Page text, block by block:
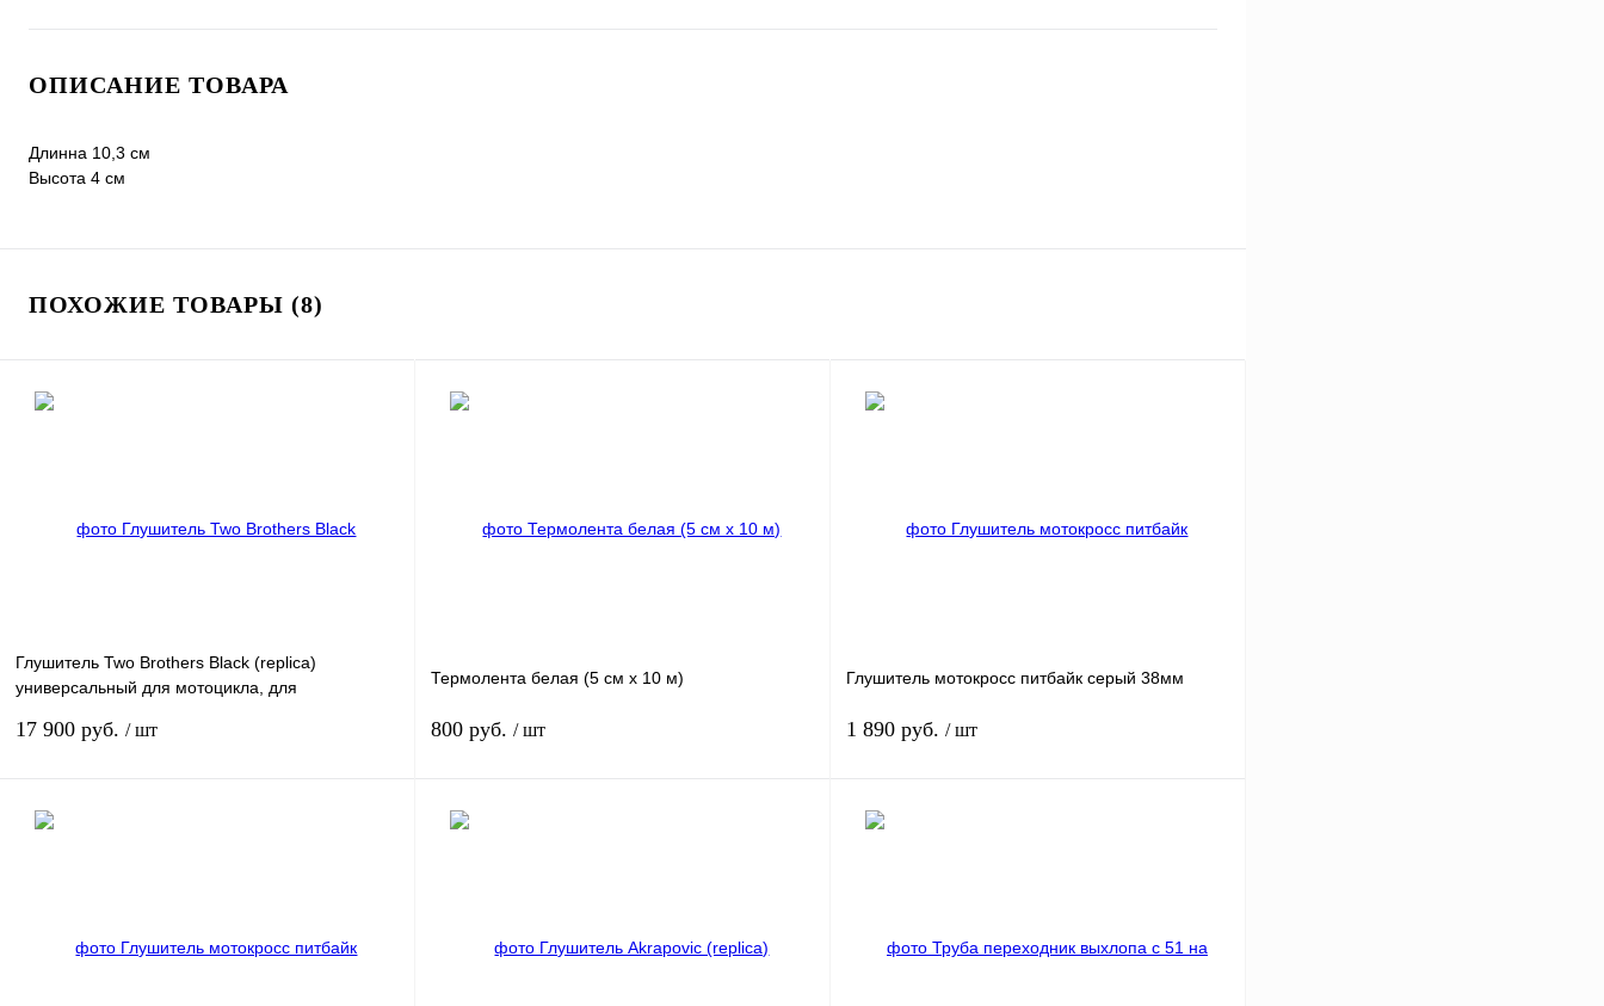
ОПИСАНИЕ ТОВАРА
Длинна 10,3 см
Высота 4 см
ПОХОЖИЕ ТОВАРЫ (8)
Глушитель Two Brothers Black (replica)
универсальный для мотоцикла, для
17 900 руб. / шт
наличии
Термолента белая (5 см х 10 м)
800 руб. / шт
наличии
Глушитель мотокросс питбайк серый 38мм
1 890 руб. / шт
наличии